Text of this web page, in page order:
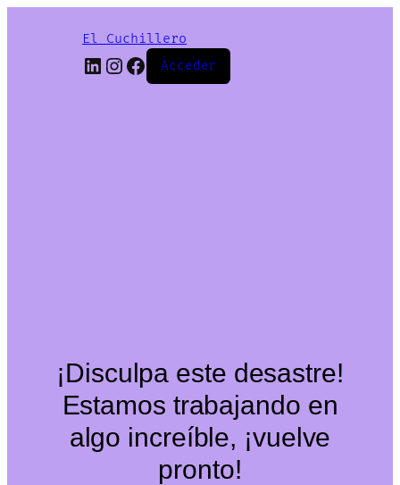
El Cuchillero
LinkedIn
Instagram
Facebook
Acceder
¡Disculpa este desastre!
Estamos trabajando en
algo increíble, ¡vuelve
pronto!